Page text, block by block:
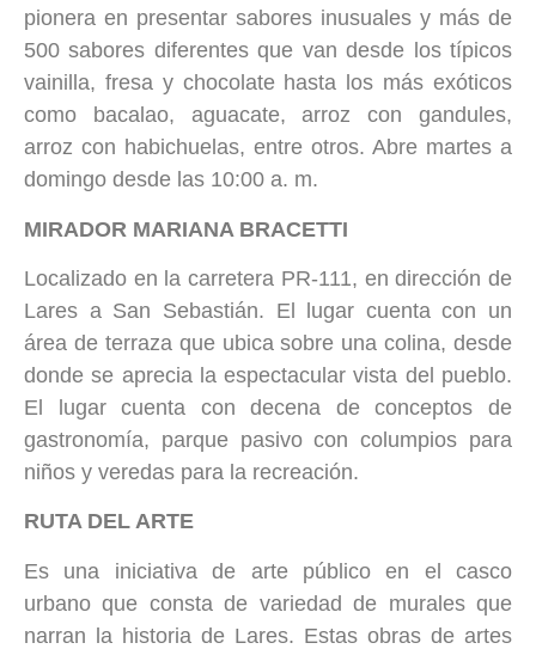
pionera en presentar sabores inusuales y más de
500 sabores diferentes que van desde los típicos
vainilla, fresa y chocolate hasta los más exóticos
como bacalao, aguacate, arroz con gandules,
arroz con habichuelas, entre otros. Abre martes a
domingo desde las 10:00 a. m.
MIRADOR MARIANA BRACETTI
Localizado en la carretera PR-111, en dirección de
Lares a San Sebastián. El lugar cuenta con un
área de terraza que ubica sobre una colina, desde
donde se aprecia la espectacular vista del pueblo.
El lugar cuenta con decena de conceptos de
gastronomía, parque pasivo con columpios para
niños y veredas para la recreación.
RUTA DEL ARTE
Es una iniciativa de arte público en el casco
urbano que consta de variedad de murales que
narran la historia de Lares. Estas obras de artes